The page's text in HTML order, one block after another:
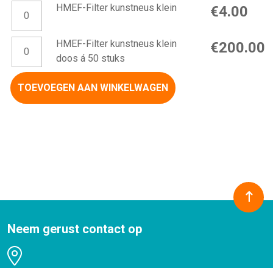
HMEF-Filter kunstneus klein aantal
HMEF-Filter kunstneus klein €4.00
HMEF-Filter kunstneus klein doos á 50 stuks aantal
HMEF-Filter kunstneus klein
doos á 50 stuks
€200.00
TOEVOEGEN AAN WINKELWAGEN
Neem gerust contact op